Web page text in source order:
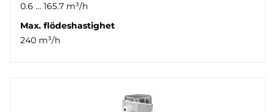
0.6 ... 165.7 m³/h
Max. flödeshastighet
240 m³/h